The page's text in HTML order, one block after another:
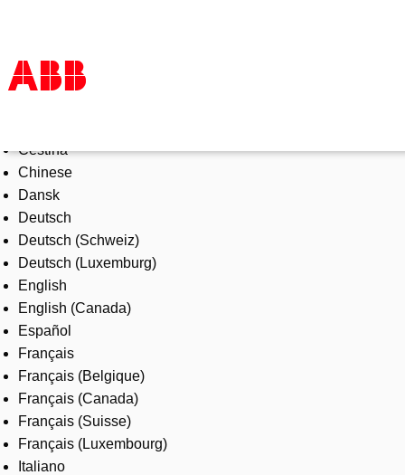
Products & Solutions
Industries
Services
About us
Where to buy
Contact us
Careers
Čeština
Chinese
Dansk
Deutsch
Deutsch (Schweiz)
Deutsch (Luxemburg)
English
English (Canada)
Español
Français
Français (Belgique)
Français (Canada)
Français (Suisse)
Français (Luxembourg)
Italiano